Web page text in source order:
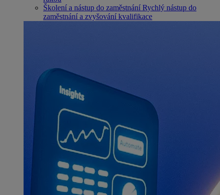
Školení a nástup do zaměstnání Rychlý nástup do
zaměstnání a zvyšování kvalifikace